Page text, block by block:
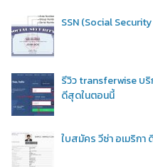
SSN (Social
รีวิว transferwise บริ
ดีสุดในตอนนี้
ใบสมัคร วีซ่า อเมริกา